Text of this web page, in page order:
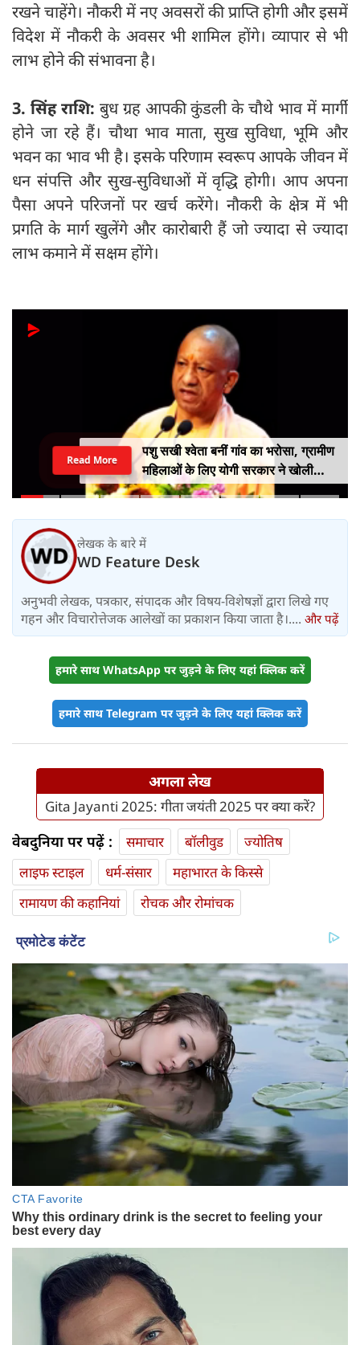
रखने चाहेंगे। नौकरी में नए अवसरों की प्राप्ति होगी और इसमें
विदेश में नौकरी के अवसर भी शामिल होंगे। व्यापार से भी
लाभ होने की संभावना है।
3. सिंह राशि: बुध ग्रह आपकी कुंडली के चौथे भाव में मार्गी
होने जा रहे हैं। चौथा भाव माता, सुख सुविधा, भूमि और
भवन का भाव भी है। इसके परिणाम स्वरूप आपके जीवन में
धन संपत्ति और सुख-सुविधाओं में वृद्धि होगी। आप अपना
पैसा अपने परिजनों पर खर्च करेंगे। नौकरी के क्षेत्र में भी
प्रगति के मार्ग खुलेंगे और कारोबारी हैं जो ज्यादा से ज्यादा
लाभ कमाने में सक्षम होंगे।
पशु सखी श्वेता बनीं गांव का भरोसा, ग्रामीण
महिलाओं के लिए योगी सरकार ने खोली
आत्मनिर्भरता की राह
Read More
लेखक के बारे में
WD Feature Desk
अनुभवी लेखक, पत्रकार, संपादक और विषय-विशेषज्ञों द्वारा लिखे गए
गहन और विचारोत्तेजक आलेखों का प्रकाशन किया जाता है।.... और पढ़ें
हमारे साथ WhatsApp पर जुड़ने के लिए यहां क्लिक करें
हमारे साथ Telegram पर जुड़ने के लिए यहां क्लिक करें
अगला लेख
Gita Jayanti 2025: गीता जयंती 2025 पर क्या करें?
वेबदुनिया पर पढ़ें : समाचार बॉलीवुड
ज्योतिष
लाइफ स्‍टाइल
धर्म-संसार
महाभारत के किस्से
रामायण की कहानियां
रोचक और रोमांचक